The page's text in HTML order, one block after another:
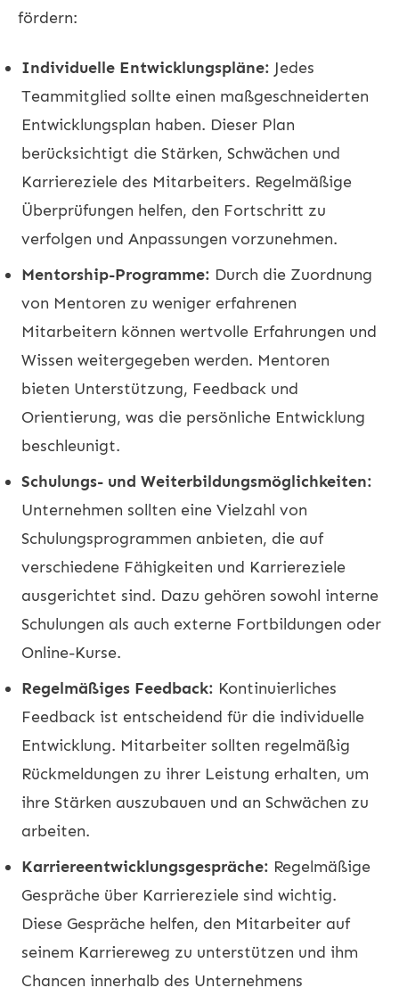
fördern:
Individuelle Entwicklungspläne: Jedes
Teammitglied sollte einen maßgeschneiderten
Entwicklungsplan haben. Dieser Plan
berücksichtigt die Stärken, Schwächen und
Karriereziele des Mitarbeiters. Regelmäßige
Überprüfungen helfen, den Fortschritt zu
verfolgen und Anpassungen vorzunehmen.
Mentorship-Programme: Durch die Zuordnung
von Mentoren zu weniger erfahrenen
Mitarbeitern können wertvolle Erfahrungen und
Wissen weitergegeben werden. Mentoren
bieten Unterstützung, Feedback und
Orientierung, was die persönliche Entwicklung
beschleunigt.
Schulungs- und Weiterbildungsmöglichkeiten:
Unternehmen sollten eine Vielzahl von
Schulungsprogrammen anbieten, die auf
verschiedene Fähigkeiten und Karriereziele
ausgerichtet sind. Dazu gehören sowohl interne
Schulungen als auch externe Fortbildungen oder
Online-Kurse.
Regelmäßiges Feedback: Kontinuierliches
Feedback ist entscheidend für die individuelle
Entwicklung. Mitarbeiter sollten regelmäßig
Rückmeldungen zu ihrer Leistung erhalten, um
ihre Stärken auszubauen und an Schwächen zu
arbeiten.
Karriereentwicklungsgespräche: Regelmäßige
Gespräche über Karriereziele sind wichtig.
Diese Gespräche helfen, den Mitarbeiter auf
seinem Karriereweg zu unterstützen und ihm
Chancen innerhalb des Unternehmens